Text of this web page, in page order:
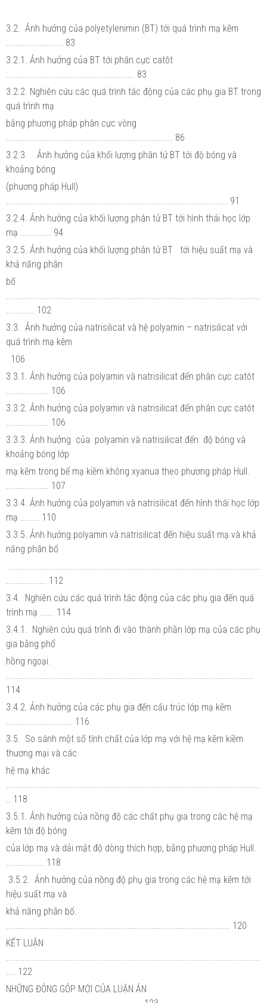
3.2. Ảnh hưởng của polyetylenimin (BT) tới quá trình mạ kẽm
........................ 83
3.2.1. Ảnh hưởng của BT tới phân cực catôt
...................................................... 83
3.2.2. Nghiên cứu các quá trình tác động của các phụ gia BT trong
quá trình mạ
bằng phương pháp phân cực vòng
...................................................................... 86
3.2.3. Ảnh hưởng của khối lượng phân tử BT tới độ bóng và
khoảng bóng
(phương pháp Hull)
............................................................................................. 91
3.2.4. Ảnh hưởng của khối lượng phân tử BT tới hình thái học lớp
mạ ............. 94
3.2.5. Ảnh hưởng của khối lượng phân tử BT tới hiệu suất mạ và
khả năng phân
bố
............ 102
3.3. Ảnh hưởng của natrisilicat và hệ polyamin – natrisilicat với
quá trình mạ kẽm
106
3.3.1. Ảnh hưởng của polyamin và natrisilicat đến phân cực catôt
.................. 106
3.3.2. Ảnh hưởng của polyamin và natrisilicat đến phân cực catôt
.................. 106
3.3.3. Ảnh hưởng của polyamin và natrisilicat đến độ bóng và
khoảng bóng lớp
mạ kẽm trong bể mạ kiềm không xyanua theo phương pháp Hull.
.................. 107
3.3.4. Ảnh hưởng của polyamin và natrisilicat đến hình thái học lớp
mạ ........ 110
3.3.5. Ảnh hưởng polyamin và natrisilicat đến hiệu suất mạ và khả
năng phân bố
................. 112
3.4. Nghiên cứu các quá trình tác động của các phụ gia đến quá
trình mạ ...... 114
3.4.1. Nghiên cứu quá trình đi vào thành phần lớp mạ của các phụ
gia bằng phổ
hồng ngoại.
114
3.4.2. Ảnh hưởng của các phụ gia đến cấu trúc lớp mạ kẽm
............................ 116
3.5. So sánh một số tính chất của lớp mạ với hệ mạ kẽm kiềm
thương mại và các
hệ mạ khác
.. 118
3.5.1. Ảnh hưởng của nồng độ các chất phụ gia trong các hệ mạ
kẽm tới độ bóng
của lớp mạ và dải mật độ dòng thích hợp, bằng phương pháp Hull.
................ 118
3.5.2. Ảnh hưởng của nồng độ phụ gia trong các hệ mạ kẽm tới
hiệu suất mạ và
khả năng phân bố.
.............................................................................................. 120
KẾT LUẬN
.... 122
NHỮNG ĐÓNG GÓP MỚI CỦA LUẬN ÁN